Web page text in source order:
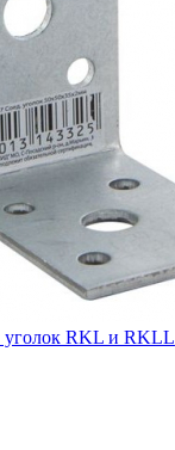
RKL и RKLL